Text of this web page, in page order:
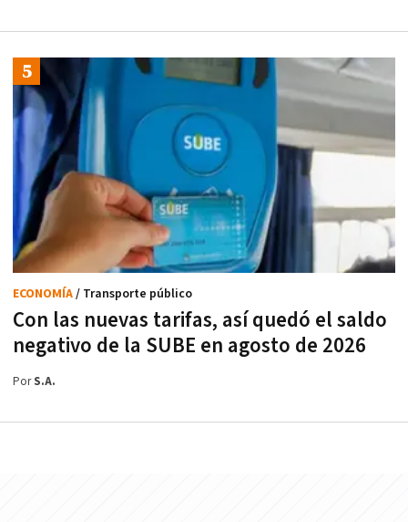
Con las nuevas tarifas, así quedó el saldo
negativo de la SUBE en agosto de 2026
ECONOMÍA/ Transporte público
PorS.A.